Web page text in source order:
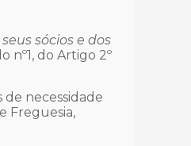
sócios e dos
nº1, do Artigo 2º
necessidade
Freguesia,